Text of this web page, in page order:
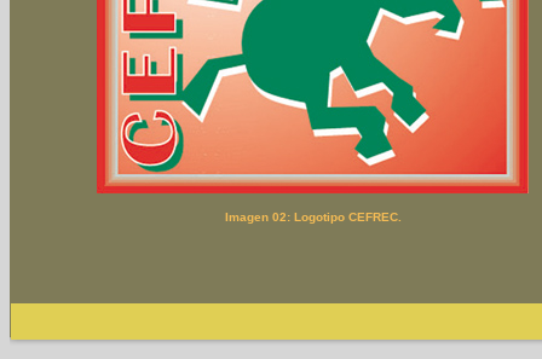
Imagen 02: Logotipo CEFREC.